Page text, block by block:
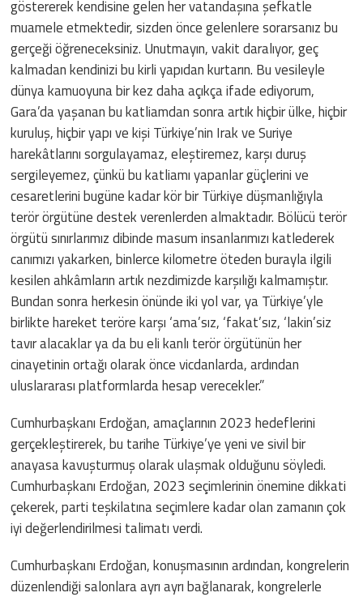
göstererek kendisine gelen her vatandaşına şefkatle
muamele etmektedir, sizden önce gelenlere sorarsanız bu
gerçeği öğreneceksiniz. Unutmayın, vakit daralıyor, geç
kalmadan kendinizi bu kirli yapıdan kurtarın. Bu vesileyle
dünya kamuoyuna bir kez daha açıkça ifade ediyorum,
Gara’da yaşanan bu katliamdan sonra artık hiçbir ülke, hiçbir
kuruluş, hiçbir yapı ve kişi Türkiye’nin Irak ve Suriye
harekâtlarını sorgulayamaz, eleştiremez, karşı duruş
sergileyemez, çünkü bu katliamı yapanlar güçlerini ve
cesaretlerini bugüne kadar kör bir Türkiye düşmanlığıyla
terör örgütüne destek verenlerden almaktadır. Bölücü terör
örgütü sınırlarımız dibinde masum insanlarımızı katlederek
canımızı yakarken, binlerce kilometre öteden burayla ilgili
kesilen ahkâmların artık nezdimizde karşılığı kalmamıştır.
Bundan sonra herkesin önünde iki yol var, ya Türkiye’yle
birlikte hareket teröre karşı ‘ama’sız, ‘fakat’sız, ‘lakin’siz
tavır alacaklar ya da bu eli kanlı terör örgütünün her
cinayetinin ortağı olarak önce vicdanlarda, ardından
uluslararası platformlarda hesap verecekler.”
Cumhurbaşkanı Erdoğan, amaçlarının 2023 hedeflerini
gerçekleştirerek, bu tarihe Türkiye’ye yeni ve sivil bir
anayasa kavuşturmuş olarak ulaşmak olduğunu söyledi.
Cumhurbaşkanı Erdoğan, 2023 seçimlerinin önemine dikkati
çekerek, parti teşkilatına seçimlere kadar olan zamanın çok
iyi değerlendirilmesi talimatı verdi.
Cumhurbaşkanı Erdoğan, konuşmasının ardından, kongrelerin
düzenlendiği salonlara ayrı ayrı bağlanarak, kongrelerle